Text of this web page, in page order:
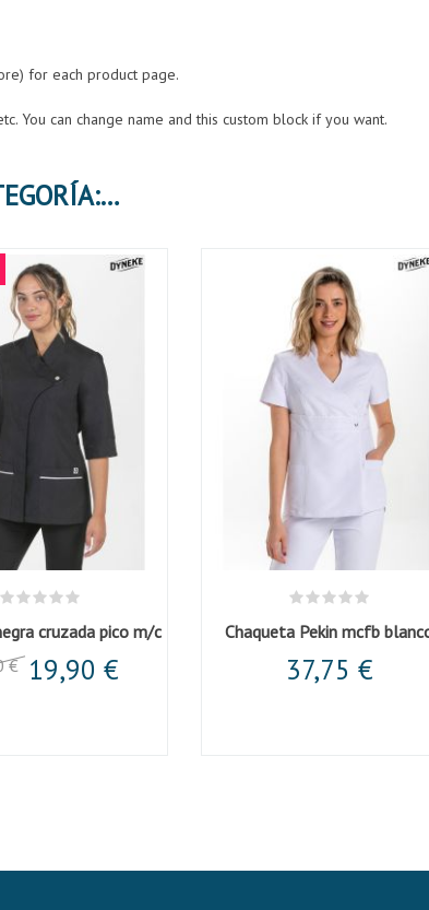
for each product page.
You can change name and this custom block if you want.
30 PRODUCTOS MÁS EN LA MISMA CATEGORÍA:
cruzada pico m/c
€ 19,90 €
Chaqueta Pekin mcfb
37,75 €